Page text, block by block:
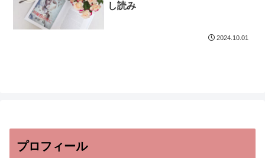
し読み
2024.10.01
プロフィール